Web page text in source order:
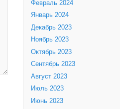
Февраль 2024
Январь 2024
Декабрь 2023
Ноябрь 2023
Октябрь 2023
Сентябрь 2023
Август 2023
Июль 2023
Июнь 2023